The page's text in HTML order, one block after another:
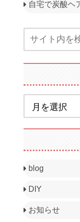
自宅で炭酸ヘ
blog
DIY
お知らせ